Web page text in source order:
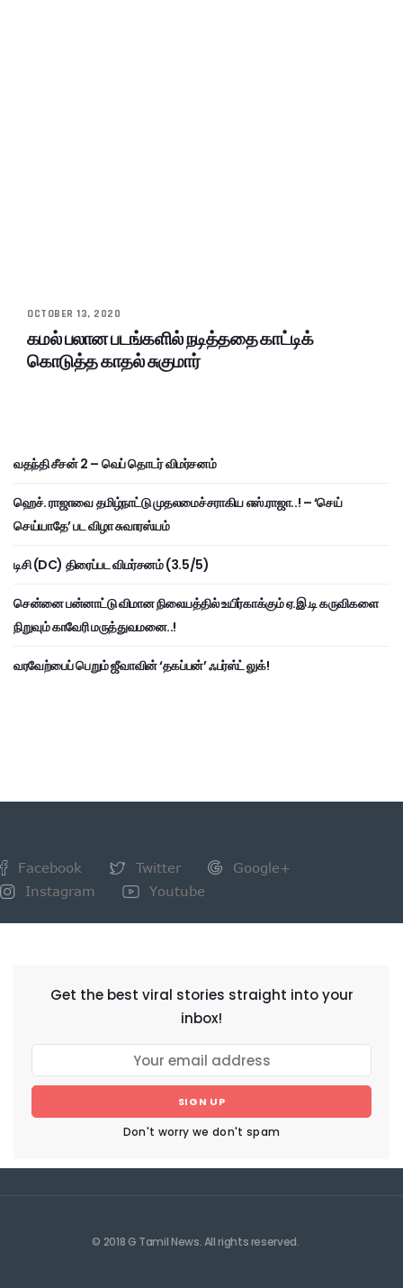
OCTOBER 13, 2020
கமல் பலான படங்களில் நடித்ததை காட்டிக்
கொடுத்த காதல் சுகுமார்
வதந்தி சீசன் 2 – வெப் தொடர் விமர்சனம்
ஹெச். ராஜாவை தமிழ்நாட்டு முதலமைச்சராகிய எஸ்.ராஜா..! – ‘செய்
செய்யாதே’ பட விழா சுவாரஸ்யம்
டிசி (DC) திரைப்பட விமர்சனம் (3.5/5)
சென்னை பன்னாட்டு விமான நிலையத்தில் உயிர்காக்கும் ஏ.இ.டி கருவிகளை
நிறுவும் காவேரி மருத்துவமனை..!
வரவேற்பைப் பெறும் ஜீவாவின் ‘தகப்பன்’ ஃபர்ஸ்ட் லுக்!
Facebook Twitter
Google+
Instagram
Youtube
Get the best viral stories straight into your
inbox!
SIGN UP
Don't worry we don't spam
© 2018 G Tamil News. All rights reserved.